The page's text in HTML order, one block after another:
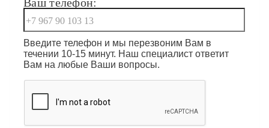
Введите телефон и мы перезвоним Вам в
течении 10-15 минут. Наш специалист ответит
Вам на любые Ваши вопросы.